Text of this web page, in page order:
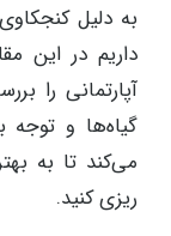
به دلیل
داریم در این
آپارتمانی را
گیاه‌ها و توجه
می‌کند تا به
ریزی کنید.